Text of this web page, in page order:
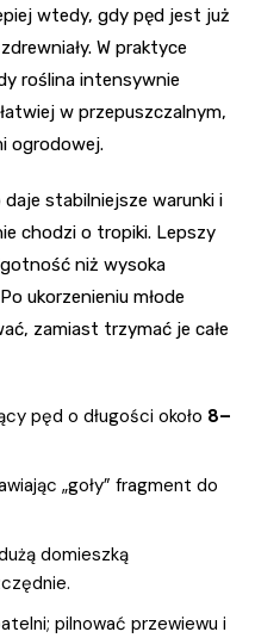
wtedy, gdy pęd jest już
W praktyce
roślina intensywnie
w przepuszczalnym,
ogrodowej.
stabilniejsze warunki i
chodzi o tropiki. Lepszy
niż wysoka
ukorzenieniu młode
zamiast trzymać je całe
pęd o długości około 8–
„goły” fragment do
domieszką
pilnować przewiewu i